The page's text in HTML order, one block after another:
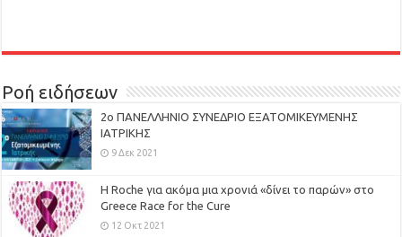
Ροή ειδήσεων
2ο ΠΑΝΕΛΛΗΝΙΟ ΣΥΝΕΔΡΙΟ ΕΞΑΤΟΜΙΚΕΥΜΕΝΗΣ
ΙΑΤΡΙΚΗΣ
9 Δεκ 2021
H Roche για ακόμα μια χρονιά «δίνει το παρών» στο
Greece Race for the Cure
12 Οκτ 2021